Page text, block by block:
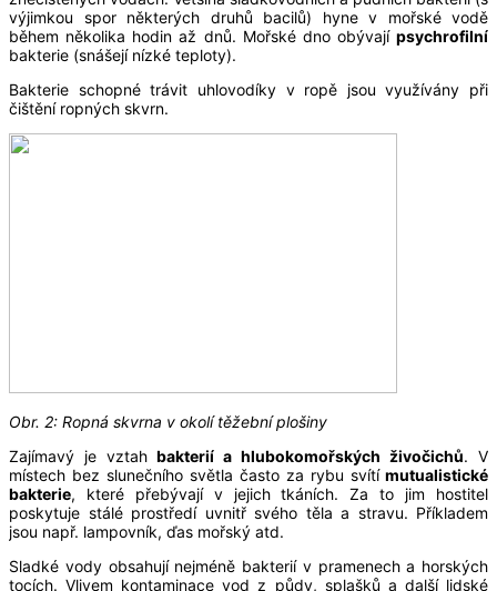
výjimkou spor některých druhů bacilů) hyne v mořské vodě
během několika hodin až dnů. Mořské dno obývají psychrofilní
bakterie (snášejí nízké teploty).
Bakterie schopné trávit uhlovodíky v ropě jsou využívány při
čištění ropných skvrn.
Obr. 2: Ropná skvrna v okolí těžební plošiny
Zajímavý je vztah bakterií a hlubokomořských živočichů. V
místech bez slunečního světla často za rybu svítímutualistické
bakterie, které přebývají v jejich tkáních. Za to jim hostitel
poskytuje stálé prostředí uvnitř svého těla a stravu. Příkladem
jsou např. lampovník, ďas mořský atd.
Sladké vody obsahují nejméně bakterií v pramenech a horských
tocích. Vlivem kontaminace vod z půdy, splašků a další lidské